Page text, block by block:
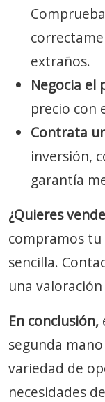
extraños.
Negocia el
precio con
Contrata
inversión,
garantía
¿Quieres
compramos
sencilla.
una
En conclusión,
segunda
variedad de
necesidades